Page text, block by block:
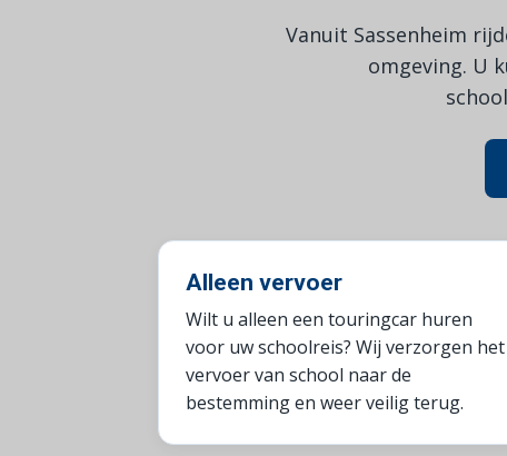
Vanuit Sassenheim
omgeving. U
Alleen vervoer
Wilt u alleen een touringcar huren
voor uw schoolreis? Wij verzorgen het
vervoer van school naar de
bestemming en weer veilig terug.